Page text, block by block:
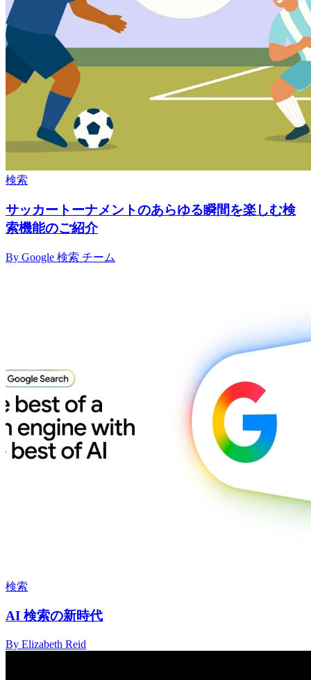
検索
サッカートーナメントのあらゆる瞬間を楽しむ検
索機能のご紹介
By Google 検索 チーム
検索
AI 検索の新時代
By Elizabeth Reid